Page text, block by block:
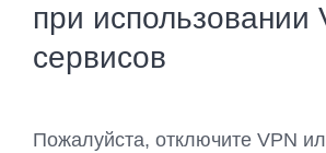
при использовании
сервисов
Пожалуйста, отключите VPN